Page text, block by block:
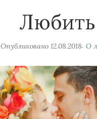
Любить
Опубликовано 12.08.2018 О